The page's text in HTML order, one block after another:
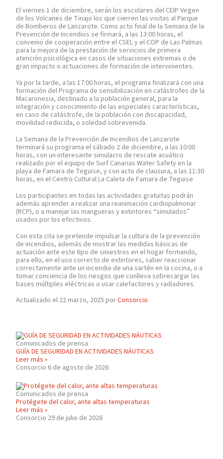
El viernes 1 de diciembre, serán los escolares del CEIP Virgen
de los Volcanes de Tinajo los que cierren las visitas al Parque
de Bomberos de Lanzarote. Como acto final de la Semana de la
Prevención de Incendios se firmará, a las 13:00 horas, el
convenio de cooperación entre el CSEL y el COP de Las Palmas
para la mejora de la prestación de servicios de primera
atención psicológica en casos de situaciones extremas o de
gran impacto o actuaciones de formación de intervinientes.
Ya por la tarde, a las 17:00 horas, el programa finalizará con una
formación del Programa de sensibilización en catástrofes de la
Macaronesia, destinado a la población general, para la
integración y conocimiento de las especiales características,
en caso de catástrofe, de la población con discapacidad,
movilidad reducida, o soledad sobrevenida.
La Semana de la Prevención de Incendios de Lanzarote
terminará su programa el sábado 2 de diciembre, a las 10:00
horas, con un interesante simulacro de rescate acuático
realizado por el equipo de Surf Canarias Water Safety en la
playa de Famara de Teguise, y con acto de clausura, a las 11:30
horas, en el Centro Cultural La Caleta de Famara de Teguise
Los participantes en todas las actividades gratuitas podrán
además aprender a realizar una reanimación cardiopulmonar
(RCP), o a manejar las mangueras y extintores “simulados”
usados por los efectivos.
Con esta cita se pretende impulsar la cultura de la prevención
de incendios, además de mostrar las medidas básicas de
actuación ante este tipo de siniestros en el hogar formando,
para ello, en el uso correcto de extintores, saber reaccionar
correctamente ante un incendio de una sartén en la cocina, o a
tomar conciencia de los riesgos que conlleva sobrecargar las
bases múltiples eléctricas o usar calefactores y radiadores.
Actualizado el 22 marzo, 2025 porConsorcio
Comunicados de prensa
GUÍA DE SEGURIDAD EN ACTIVIDADES NÁUTICAS
Leer más »
Consorcio 6 de agosto de 2026
Comunicados de prensa
Protégete del calor, ante altas temperaturas
Leer más »
Consorcio 29 de julio de 2026